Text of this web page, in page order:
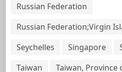
Russian Federation
Russian Federation;Virgin
Seychelles
Singapore
Taiwan
Taiwan, Province